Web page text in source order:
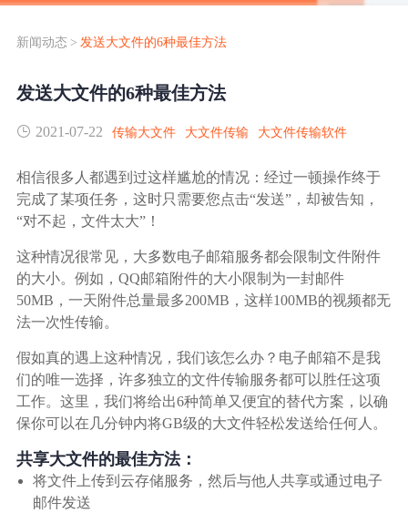
FTP替代升级
SDK传输应用集成
镭速FTP加速
跨国数据传输
数据同步
数据迁移
数据协作
数据分发
行业应用解决方案
政府机构
案例
新闻动态
关于镭速
帮助中心
新闻动态 > 发送大文件的6种最佳方法
发送大文件的6种最佳方法
2021-07-22 传输大文件 大文件传输 大文件传输软件
相信很多人都遇到过这样尴尬的情况：经过一顿操作终于
完成了某项任务，这时只需要您点击“发送”，却被告知，
“对不起，文件太大”！
这种情况很常见，大多数电子邮箱服务都会限制文件附件
的大小。例如，QQ邮箱附件的大小限制为一封邮件
50MB，一天附件总量最多200MB，这样100MB的视频都无
法一次性传输。
假如真的遇上这种情况，我们该怎么办？电子邮箱不是我
们的唯一选择，许多独立的文件传输服务都可以胜任这项
工作。这里，我们将给出6种简单又便宜的替代方案，以确
保你可以在几分钟内将GB级的大文件轻松发送给任何人。
共享大文件的最佳方法：
将文件上传到云存储服务，然后与他人共享或通过电子
邮件发送